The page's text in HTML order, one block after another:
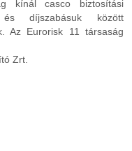
kínál casco biztosítási
díjszabásuk között
Az Eurorisk 11 társaság
Zrt.